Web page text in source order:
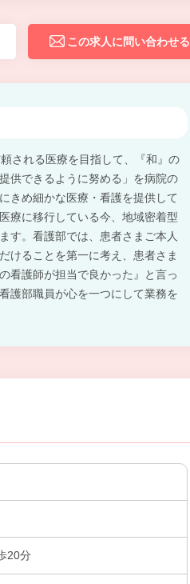
この求人に問い合わせる
される医療を目指して、『和』の
供できるように努める」を病院の
きめ細かな医療・看護を提供して
療に移行している今、地域密着型
す。看護部では、患者さまご本人
けることを第一に考え、患者さま
看護師が担当で良かった』と言っ
護部職員が心を一つにして業務を
20分